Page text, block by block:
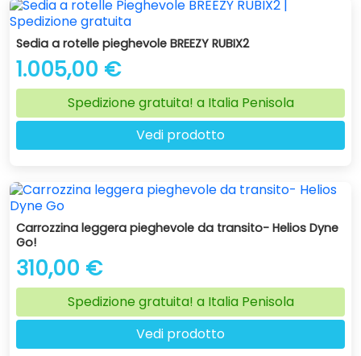
Sedia a rotelle pieghevole BREEZY RUBIX2
1.005,00 €
Spedizione gratuita! a Italia Penisola
Vedi prodotto
Carrozzina leggera pieghevole da transito- Helios Dyne
Go!
310,00 €
Spedizione gratuita! a Italia Penisola
Vedi prodotto